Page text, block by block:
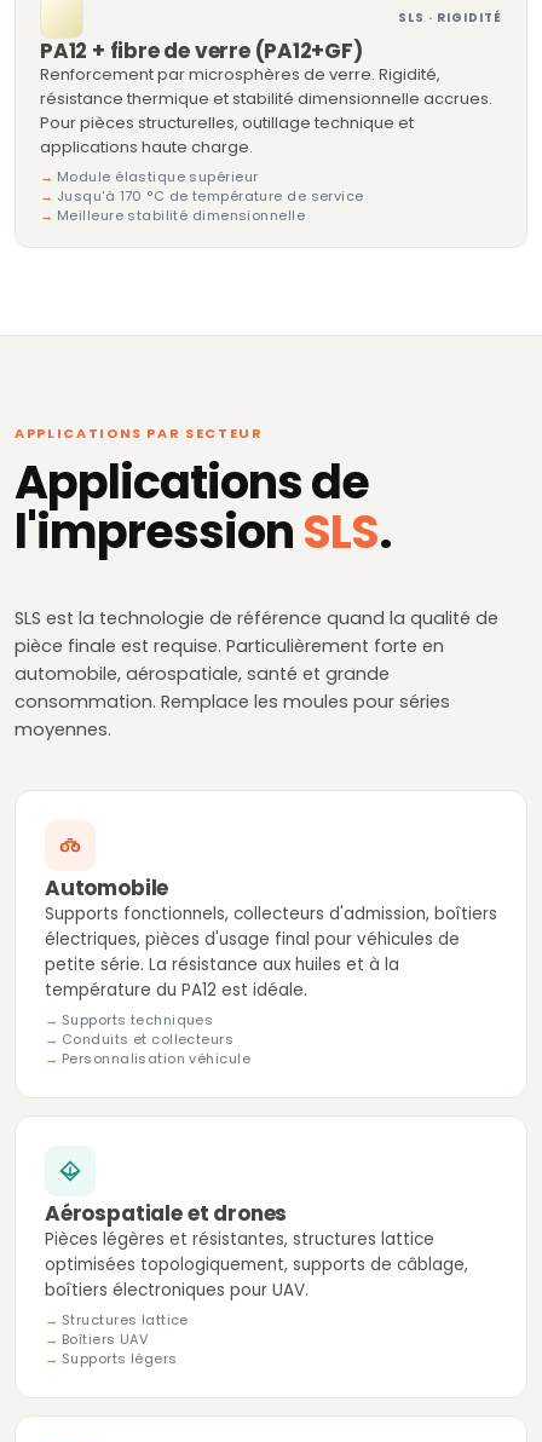
SLS · RIGIDITÉ
PA12 + fibre de verre (PA12+GF)
Renforcement par microsphères de verre. Rigidité,
résistance thermique et stabilité dimensionnelle accrues.
Pour pièces structurelles, outillage technique et
applications haute charge.
Module élastique supérieur
Jusqu'à 170 °C de température de service
Meilleure stabilité dimensionnelle
APPLICATIONS PAR SECTEUR
Applications de
l'impressionSLS.
SLS est la technologie de référence quand la qualité de
pièce finale est requise. Particulièrement forte en
automobile, aérospatiale, santé et grande
consommation. Remplace les moules pour séries
moyennes.
Automobile
Supports fonctionnels, collecteurs d'admission, boîtiers
électriques, pièces d'usage final pour véhicules de
petite série. La résistance aux huiles et à la
température du PA12 est idéale.
Supports techniques
Conduits et collecteurs
Personnalisation véhicule
Aérospatiale et drones
Pièces légères et résistantes, structures lattice
optimisées topologiquement, supports de câblage,
boîtiers électroniques pour UAV.
Structures lattice
Boîtiers UAV
Supports légers